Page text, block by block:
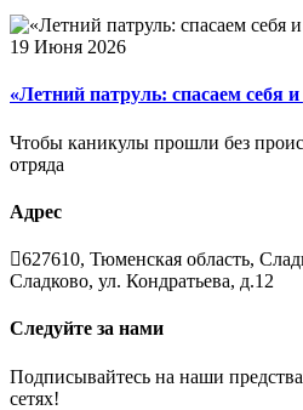
19 Июня 2026
«Летний патруль: спасаем себя и
Чтобы каникулы прошли без
отряда
Адрес
627610, Тюменская область,
Сладково, ул. Кондратьева, д.12
Следуйте за нами
Подписывайтесь на наши
сетях!